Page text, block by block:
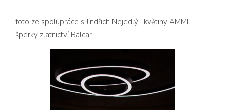
foto ze spolupráce sJindřich Nejedlý , květiny AMMI,
šperky zlatnictví Balcar